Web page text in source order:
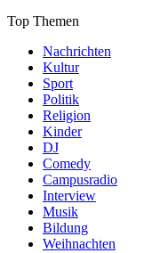
Top Themen
Nachrichten
Kultur
Sport
Politik
Religion
Kinder
DJ
Comedy
Campusradio
Interview
Musik
Bildung
Weihnachten